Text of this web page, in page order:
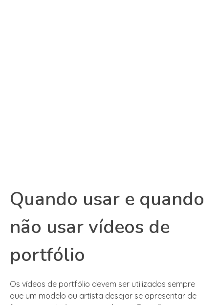
Quando usar e quando
não usar vídeos de
portfólio
Os vídeos de portfólio devem ser utilizados sempre
que um modelo ou artista desejar se apresentar de